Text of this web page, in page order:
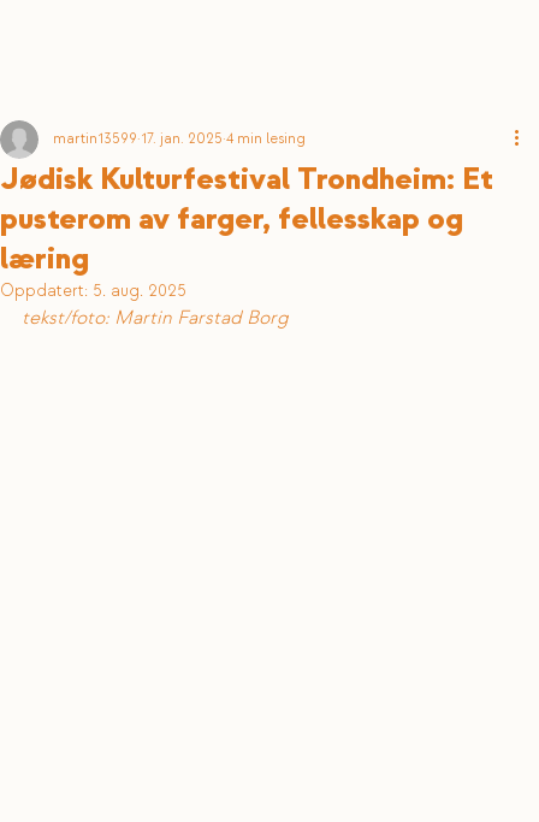
Jødisk Kulturfestival Trondheim: Et
pusterom av farger, fellesskap og
læring
martin13599 17. jan. 2025 4 min lesing
Oppdatert: 5. aug. 2025
tekst/foto: Martin Farstad Borg